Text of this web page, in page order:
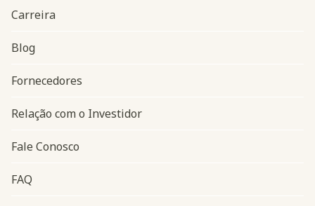
Navegação do rodapé
Carreira
Blog
Fornecedores
Relação com o Investidor
Fale Conosco
FAQ